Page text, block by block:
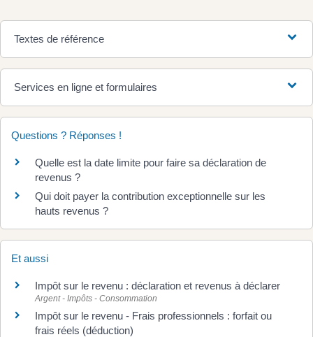
Textes de référence
Services en ligne et formulaires
Questions ? Réponses !
Quelle est la date limite pour faire sa déclaration de
revenus ?
Qui doit payer la contribution exceptionnelle sur les
hauts revenus ?
Et aussi
Impôt sur le revenu : déclaration et revenus à déclarer
Argent - Impôts - Consommation
Impôt sur le revenu - Frais professionnels : forfait ou
frais réels (déduction)